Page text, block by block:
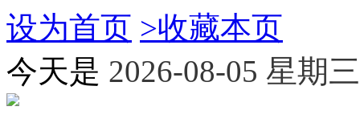
设为首页 >收藏本页
今天是 2026-08-05 星期三